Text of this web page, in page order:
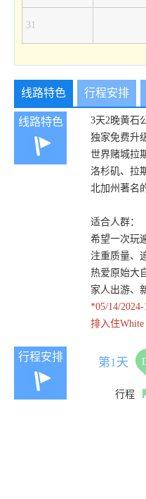
31
线路特色 行程安排
线路特色
3天2晚黄石
独家免费升
世界赌城拉
洛杉矶、拉
北加州著名
适合人群：
希望一次玩
注重质量、
热爱原始大
家人出游、
*05/14/
排入住White
行程安排 第1天
行程